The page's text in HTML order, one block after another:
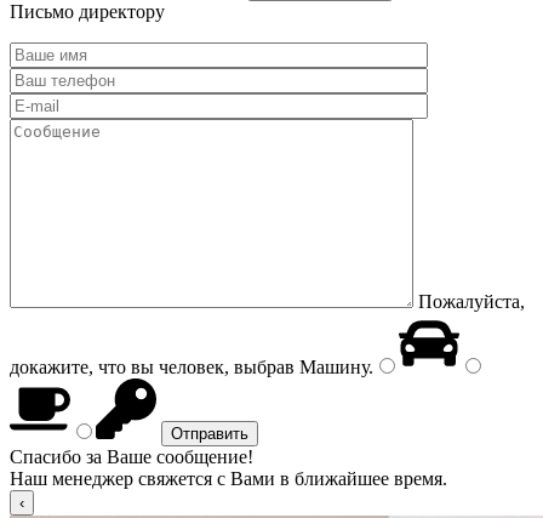
Письмо директору
Пожалуйста,
докажите, что вы человек, выбрав Машину.
Спасибо за Ваше сообщение!
Наш менеджер свяжется с Вами в ближайшее время.